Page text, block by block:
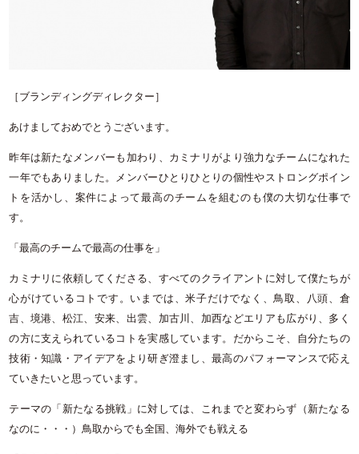
［ブランディングディレクター］
あけましておめでとうございます。
昨年は新たなメンバーも加わり、カミナリがより強力なチームになれた
一年でもありました。メンバーひとりひとりの個性やストロングポイン
トを活かし、案件によって最高のチームを組むのも僕の大切な仕事で
す。
「最高のチームで最高の仕事を」
カミナリに依頼してくださる、すべてのクライアントに対して僕たちが
心がけているコトです。いまでは、米子だけでなく、鳥取、八頭、倉
吉、境港、松江、安来、出雲、加古川、加西などエリアも広がり、多く
の方に支えられているコトを実感しています。だからこそ、自分たちの
技術・知識・アイデアをより研ぎ澄まし、最高のパフォーマンスで応え
ていきたいと思っています。
テーマの「新たなる挑戦」に対しては、これまでと変わらず（新たなる
なのに・・・）鳥取からでも全国、海外でも戦える